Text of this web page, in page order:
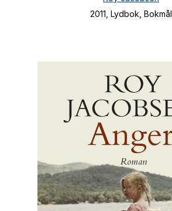
Fury Bound - Sable Sorensen
Hypopressiv trening
2011 , Lydbok , Bokmål